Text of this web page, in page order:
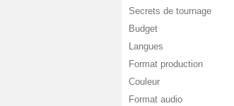
Secrets de tournage
Budget
Langues
Format production
Couleur
Format audio